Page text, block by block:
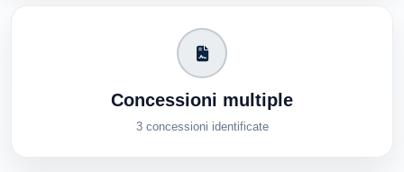
Concessioni multiple
3 concessioni identificate